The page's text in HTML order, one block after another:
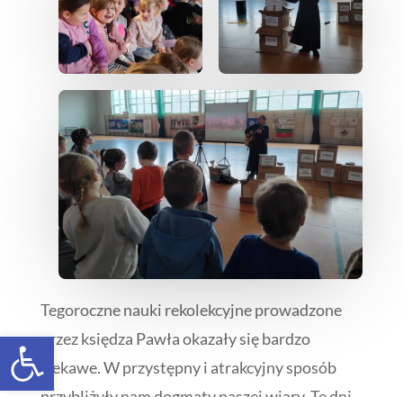
Open toolbar
Tegoroczne nauki rekolekcyjne prowadzone
przez księdza Pawła okazały się bardzo
ciekawe. W przystępny i atrakcyjny sposób